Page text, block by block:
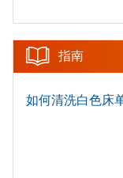
指南
如何清洗白色床